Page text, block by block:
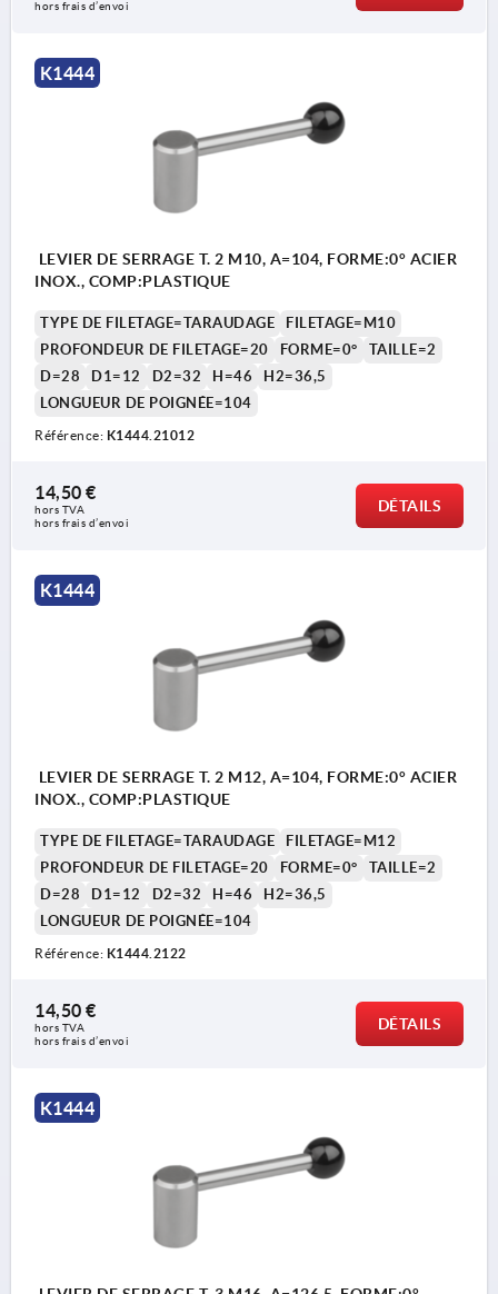
hors frais d’envoi
K1444
LEVIER DE SERRAGE T. 2 M10, A=104, FORME:0° ACIER
INOX., COMP:PLASTIQUE
TYPE DE FILETAGE=TARAUDAGE
FILETAGE=M10
PROFONDEUR DE FILETAGE=20
FORME=0°
TAILLE=2
D=28
D1=12 D2=32 H=46
H2=36,5
LONGUEUR DE POIGNÉE=104
Référence: K1444.21012
14,50 €
hors TVA
hors frais d’envoi
DÉTAILS
K1444
LEVIER DE SERRAGE T. 2 M12, A=104, FORME:0° ACIER
INOX., COMP:PLASTIQUE
TYPE DE FILETAGE=TARAUDAGE
FILETAGE=M12
PROFONDEUR DE FILETAGE=20
FORME=0°
TAILLE=2
D=28
D1=12 D2=32 H=46
H2=36,5
LONGUEUR DE POIGNÉE=104
Référence: K1444.2122
14,50 €
hors TVA
hors frais d’envoi
DÉTAILS
K1444